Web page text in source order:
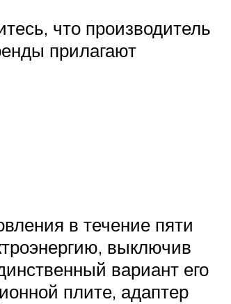
что производитель
прилагают
в течение пяти
выключив
вариант его
плите, адаптер